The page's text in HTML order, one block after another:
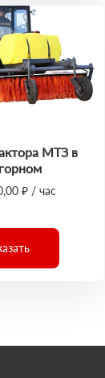
МТЗ в
₽ / час